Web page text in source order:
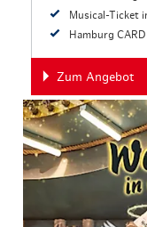
Musical-Ticket
Hamburg
Zum Angebot